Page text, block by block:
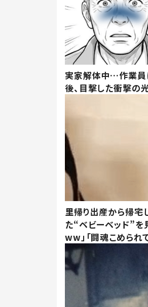
実家解体中…作業員
後、目撃した衝撃の
里帰り出産から帰宅
た“ベビーベッド”
ww」「闘魂こめられ